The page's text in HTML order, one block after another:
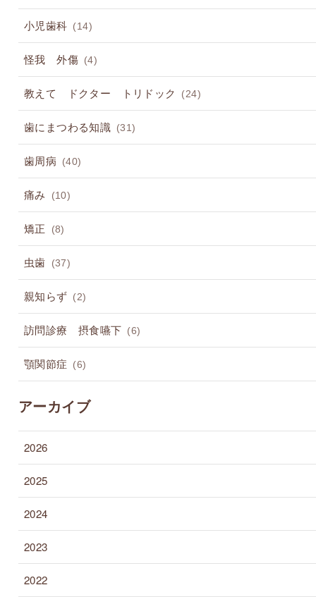
小児歯科 (14)
怪我 外傷 (4)
教えて ドクター トリドック (24)
歯にまつわる知識 (31)
歯周病 (40)
痛み (10)
矯正 (8)
虫歯 (37)
親知らず (2)
訪問診療 摂食嚥下 (6)
顎関節症 (6)
アーカイブ
2026
2025
2024
2023
2022